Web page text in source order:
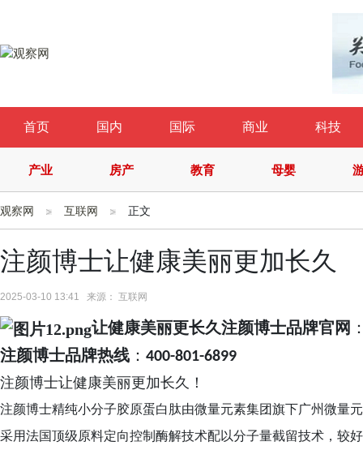
首页 国内 国际 商业 科技
产业 房产 教育 母婴
观察网 互联网 正文
注颜博士让健康美丽更加长久
2025-03-10 13:41 来源： 互联网
让健康美丽更长久注颜博士品牌官网
注颜博士品牌热线 ： 400-801-6899
注颜博士让健康美丽更加长久！
注颜博士精纯小分子胶原蛋白肽由微量元素集团旗下广州微量
采用法国顶级原料定向控制酶解技术配以分子量截留技术，较